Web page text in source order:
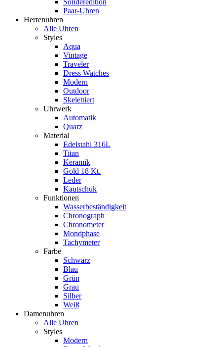
Paar-Uhren
Herrenuhren
Alle Uhren
Styles
Aqua
Vintage
Traveler
Dress Watches
Modern
Outdoor
Skelettiert
Uhrwerk
Automatik
Quarz
Material
Edelstahl 316L
Titan
Keramik
Gold 18 Kt.
Leder
Kautschuk
Funktionen
Wasserbeständigkeit
Chronograph
Chronometer
Mondphase
Tachymeter
Farbe
Schwarz
Blau
Grün
Grau
Silber
Weiß
Damenuhren
Alle Uhren
Styles
Modern